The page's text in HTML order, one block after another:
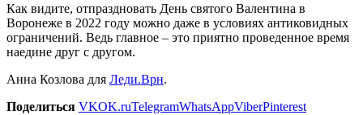
Как видите, отпраздновать День святого Валентина в
Воронеже в 2022 году можно даже в условиях антиковидных
ограничений. Ведь главное – это приятно проведенное время
наедине друг с другом.
Анна Козлова для Леди.Врн.
Поделиться VKOK.ruTelegramWhatsAppViberPinterest